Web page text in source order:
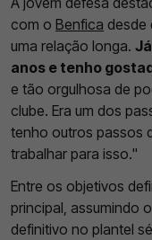
com o Benfica desde
uma relação longa.
anos e tenho
e tão orgulhosa de
clube. Era um dos
tenho outros passos
trabalhar para isso."
Entre os objetivos
principal, assumindo
definitivo no plantel